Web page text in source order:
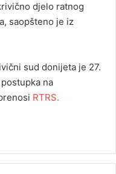
djelo ratnog
saopšteno je iz
sud donijeta je 27.
na
RTRS.